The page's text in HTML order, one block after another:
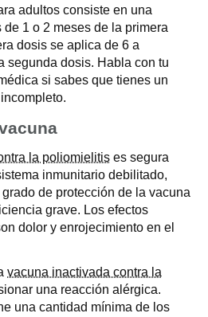
adultos consiste en una
1 o 2 meses de la primera
dosis se aplica de 6 a
segunda dosis. Habla con tu
si sabes que tienes un
la poliomielitis es segura
inmunitario debilitado,
de protección de la vacuna
grave. Los efectos
dolor y enrojecimiento en el
vacuna inactivada contra la
una reacción alérgica.
una cantidad mínima de los